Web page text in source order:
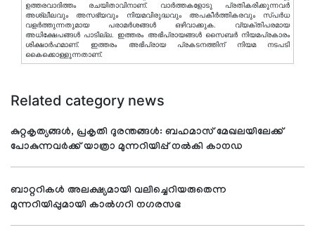
ഉത്തരവാദിത്തം രചയിതാവിനാണ്. വാര്‍ത്തകളോടു പ്രതികരിക്കുന്നവര്‍
അശ്ലീലവും അസഭ്യവും നിയമവിരുദ്ധവും അപകീര്‍ത്തികരവും സ്പര്‍ധ
വളര്‍ത്തുന്നതുമായ പരാമര്‍ശങ്ങള്‍ ഒഴിവാക്കുക. വ്യക്തിപരമായ
അധിക്ഷേപങ്ങള്‍ പാടില്ല. ഇത്തരം അഭിപ്രായങ്ങള്‍ സൈബര്‍ നിയമപ്രകാരം
ശിക്ഷാര്‍ഹമാണ്. ഇത്തരം അഭിപ്രായ പ്രകടനത്തിന് നിയമ നടപടി
കൈക്കൊള്ളുന്നതാണ്.
Related category news
കുറ്റകൃത്യങ്ങള്‍, പ്രകൃതി ദുരന്തങ്ങള്‍: ബഹമാസ് മേഖലയിലേക്ക്
പോകുന്നവര്‍ക്ക് യാത്രാ മുന്നറിയിപ്പ് നല്‍കി കാനഡ
ബാറ്ററികൾ അലക്ഷ്യമായി വലിച്ചെറിയരുതെന്ന
മുന്നറിയിപ്പുമായി കാൽഗറി നഗരസഭ